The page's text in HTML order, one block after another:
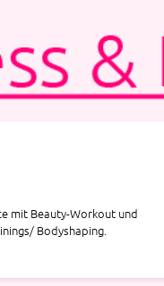
Bodyshaping.